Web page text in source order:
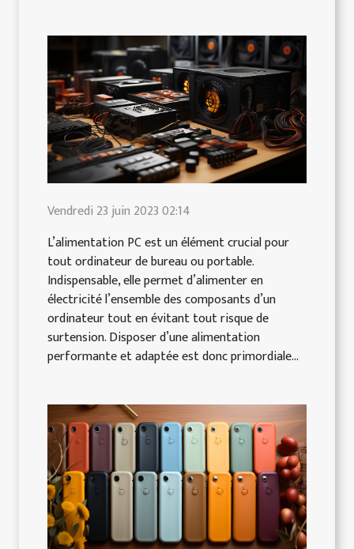
Vendredi 23 juin 2023 02:14
L’alimentation PC est un élément crucial pour
tout ordinateur de bureau ou portable.
Indispensable, elle permet d’alimenter en
électricité l’ensemble des composants d’un
ordinateur tout en évitant tout risque de
surtension. Disposer d’une alimentation
performante et adaptée est donc primordiale...